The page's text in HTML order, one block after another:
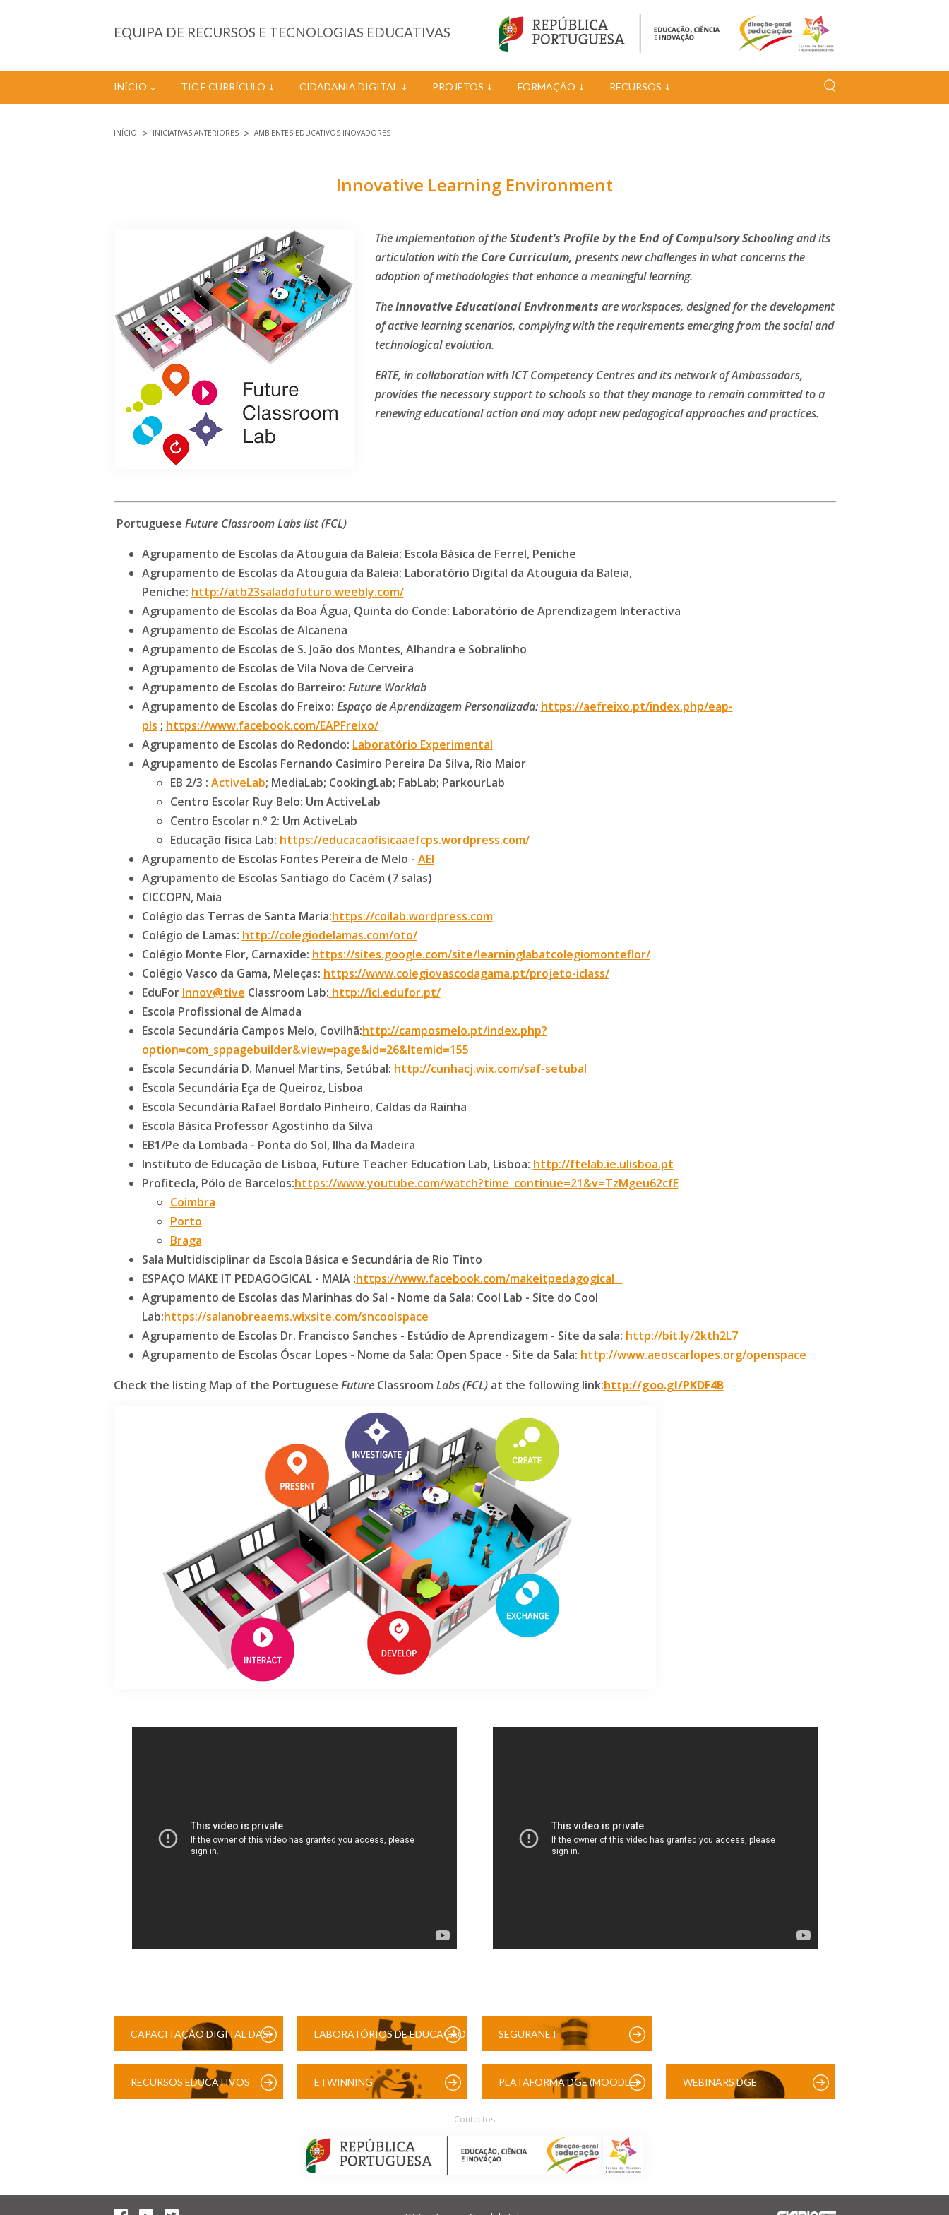
EQUIPA DE RECURSOS E TECNOLOGIAS EDUCATIVAS
INÍCIO TIC E CURRÍCULO CIDADANIA DIGITAL PROJETOS FORMAÇÃO RECURSOS
INÍCIO INICIATIVAS ANTERIORES AMBIENTES EDUCATIVOS INOVADORES
Innovative Learning Environment
The implementation of theStudent’s Profile by the End of Compulsory Schoolingand its
articulation with the Core Curriculum, presents new challenges in what concerns the
adoption of methodologies that enhance a meaningful learning.
TheInnovative Educational Environments are workspaces, designed for the development
of active learning scenarios, complying with the requirements emerging from the social and
technological evolution.
ERTE, in collaboration with ICT Competency Centres and its network of Ambassadors,
provides the necessary support to schools so that they manage to remain committed to a
renewing educational action and may adopt new pedagogical approaches and practices.
Portuguese Future Classroom Labs list (FCL)
Agrupamento de Escolas da Atouguia da Baleia: Escola Básica de Ferrel, Peniche
Agrupamento de Escolas da Atouguia da Baleia: Laboratório Digital da Atouguia da Baleia,
Peniche: http://atb23saladofuturo.weebly.com/
Agrupamento de Escolas da Boa Água, Quinta do Conde: Laboratório de Aprendizagem Interactiva
Agrupamento de Escolas de Alcanena
Agrupamento de Escolas de S. João dos Montes, Alhandra e Sobralinho
Agrupamento de Escolas de Vila Nova de Cerveira
Agrupamento de Escolas do Barreiro: Future Worklab
Agrupamento de Escolas do Freixo: Espaço de Aprendizagem Personalizada: https://aefreixo.pt/index.php/eap-
pls ; https://www.facebook.com/EAPFreixo/
Agrupamento de Escolas do Redondo: Laboratório Experimental
Agrupamento de Escolas Fernando Casimiro Pereira Da Silva, Rio Maior
EB 2/3 : ActiveLab; MediaLab; CookingLab; FabLab; ParkourLab
Centro Escolar Ruy Belo: Um ActiveLab
Centro Escolar n.º 2: Um ActiveLab
Educação física Lab: https://educacaofisicaaefcps.wordpress.com/
Agrupamento de Escolas Fontes Pereira de Melo - AEI
Agrupamento de Escolas Santiago do Cacém (7 salas)
CICCOPN, Maia
Colégio das Terras de Santa Maria:https://coilab.wordpress.com
Colégio de Lamas: http://colegiodelamas.com/oto/
Colégio Monte Flor, Carnaxide: https://sites.google.com/site/learninglabatcolegiomonteflor/
Colégio Vasco da Gama, Meleças: https://www.colegiovascodagama.pt/projeto-iclass/
EduFor Innov@tive Classroom Lab: http://icl.edufor.pt/
Escola Profissional de Almada
Escola Secundária Campos Melo, Covilhã:http://camposmelo.pt/index.php?
option=com_sppagebuilder&view=page&id=26&Itemid=155
Escola Secundária D. Manuel Martins, Setúbal: http://cunhacj.wix.com/saf-setubal
Escola Secundária Eça de Queiroz, Lisboa
Escola Secundária Rafael Bordalo Pinheiro, Caldas da Rainha
Escola Básica Professor Agostinho da Silva
EB1/Pe da Lombada - Ponta do Sol, Ilha da Madeira
Instituto de Educação de Lisboa, Future Teacher Education Lab, Lisboa: http://ftelab.ie.ulisboa.pt
Profitecla, Pólo de Barcelos:https://www.youtube.com/watch?time_continue=21&v=TzMgeu62cfE
Coimbra
Porto
Braga
Sala Multidisciplinar da Escola Básica e Secundária de Rio Tinto
ESPAÇO MAKE IT PEDAGOGICAL - MAIA :https://www.facebook.com/makeitpedagogical
Agrupamento de Escolas das Marinhas do Sal - Nome da Sala: Cool Lab - Site do Cool
Lab:https://salanobreaems.wixsite.com/sncoolspace
Agrupamento de Escolas Dr. Francisco Sanches - Estúdio de Aprendizagem - Site da sala: http://bit.ly/2kth2L7
Agrupamento de Escolas Óscar Lopes - Nome da Sala: Open Space - Site da Sala: http://www.aeoscarlopes.org/openspace
Check the listing Map of the Portuguese FutureClassroom Labs (FCL)at the following link:http://goo.gl/PKDF4B
CAPACITAÇÃO DIGITAL DAS LABORATÓRIOS DE EDUCAÇÃO SEGURANET
RECURSOS EDUCATIVOS ETWINNING PLATAFORMA DGE (MOODLE) WEBINARS DGE
Contactos